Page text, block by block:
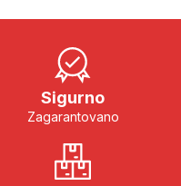
Sigurno
Zagarantovano